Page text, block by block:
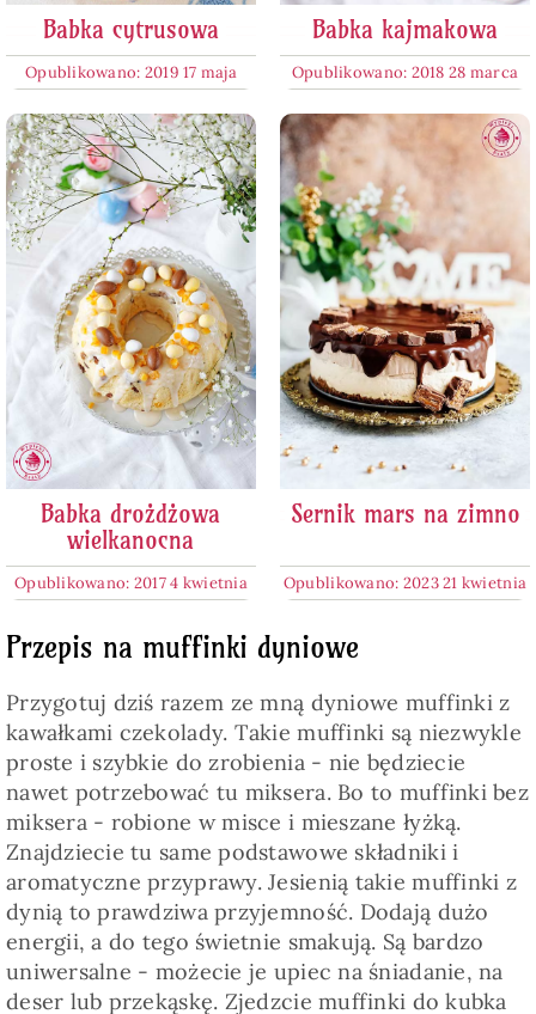
Babka cytrusowa
Opublikowano: 2019 17 maja
Babka kajmakowa
Opublikowano: 2018 28 marca
Babka drożdżowa
wielkanocna
Opublikowano: 2017 4 kwietnia
Sernik mars na zimno
Opublikowano: 2023 21 kwietnia
Przepis na muffinki dyniowe
Przygotuj dziś razem ze mną dyniowe muffinki z
kawałkami czekolady. Takie muffinki są niezwykle
proste i szybkie do zrobienia - nie będziecie
nawet potrzebować tu miksera. Bo to muffinki bez
miksera - robione w misce i mieszane łyżką.
Znajdziecie tu same podstawowe składniki i
aromatyczne przyprawy. Jesienią takie muffinki z
dynią to prawdziwa przyjemność. Dodają dużo
energii, a do tego świetnie smakują. Są bardzo
uniwersalne - możecie je upiec na śniadanie, na
deser lub przekąskę. Zjedzcie muffinki do kubka